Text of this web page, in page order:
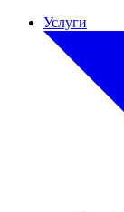
Услуги